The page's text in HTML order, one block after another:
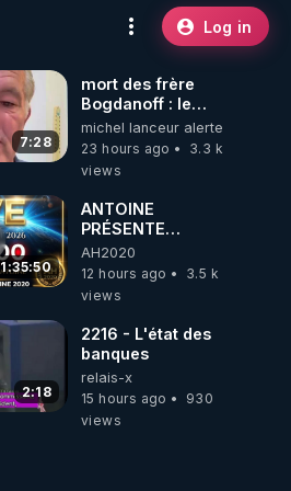
Log in
7:28
mort des frère
Bogdanoff : le
mensonge d état
michel lanceur alerte
23 hours ago
3.3 k
views
1:35:50
ANTOINE
PRÉSENTE
AH2020 LE LIVE
20H ***DU
06/08/2026***
AH2020
12 hours ago
3.5 k
views
2:18
2216 - L'état des
banques
relais-x
15 hours ago
930
views